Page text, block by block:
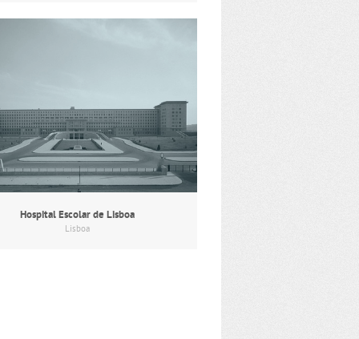
Hospital Escolar de Lisboa
Lisboa